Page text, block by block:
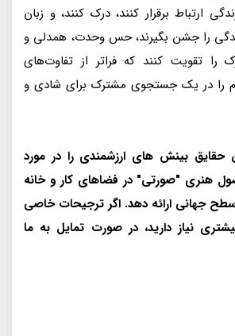
ارتباط برقرار کنند، درک کنند، و زبان
را جشن بگیرند، حس وحدت، همدلی و
را تقویت کنند که فراتر از تفاوت‌های
را در یک جستجوی مشترک برای شادی و
حقایق بینش های ارزشمندی را در مورد
هنری "صورتی" در فضاهای کار و خانه
سطح جهانی ارائه دهد. اگر ترجیحات خاصی
نیاز دارید، در صورت تمایل به ما